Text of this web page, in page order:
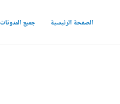
الصفحة الرئيسية جميع المدونات